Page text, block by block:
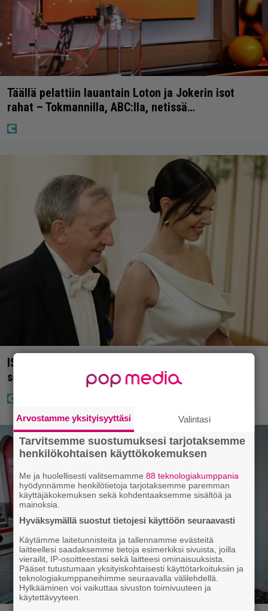
Täällä pelattiin lauantain Loton ja Jokerin isot
rahat – Tokmannilla, ABC:lla, netissä…
IS: Hjalliksen ja Jasminen häissä suomalainen
supertähti
Arvostamme yksityisyyttäsi Valintasi
Tarvitsemme suostumuksesi tarjotaksemme
henkilökohtaisen käyttökokemuksen
Me ja huolellisesti valitsemamme88 teknologiakumppania
hyödynnämme henkilötietoja tarjotaksemme paremman
käyttäjäkokemuksen sekä kohdentaaksemme sisältöä ja
mainoksia.
Hyväksymällä suostut tietojesi käyttöön seuraavasti
Käytämme laitetunnisteita ja tallennamme evästeitä
laitteellesi saadaksemme tietoja esimerkiksi sivuista, joilla
vierailit, IP-osoitteestasi sekä laitteesi ominaisuuksista.
Pääset tutustumaan yksityiskohtaisesti käyttötarkoituksiin ja
teknologiakumppaneihimme seuraavalla välilehdellä.
Hylkääminen voi vaikuttaa sivuston toimivuuteen ja
käytettävyyteen.